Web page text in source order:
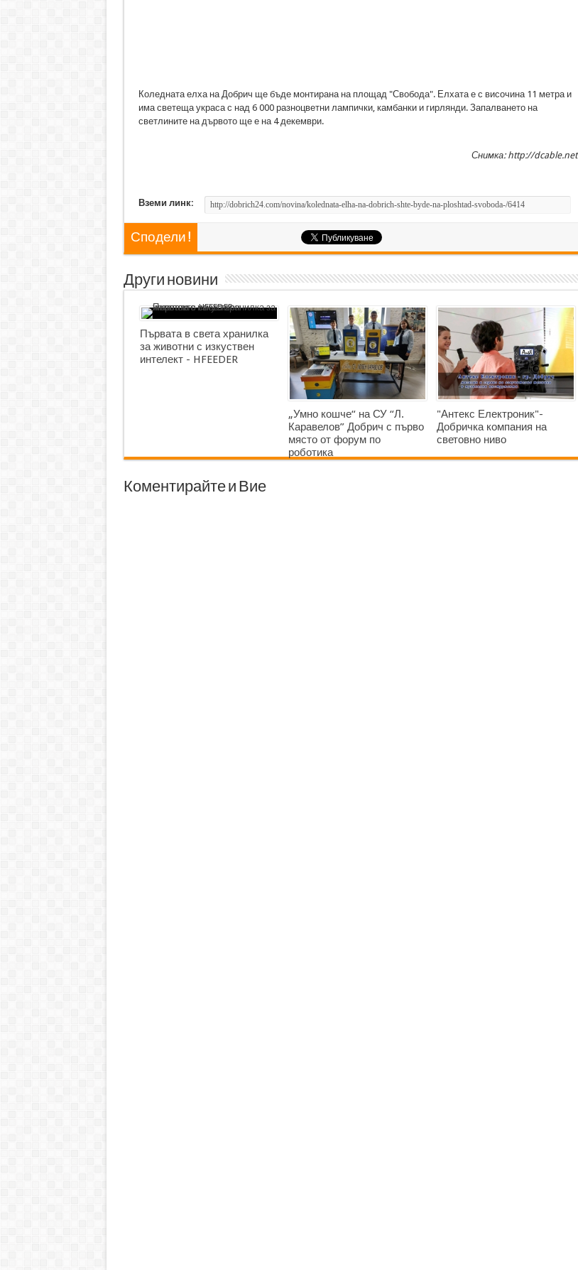
Коледната елха на Добрич ще бъде монтирана на площад "Свобода". Елхата е с височина 11 метра и
има светеща украса с над 6 000 разноцветни лампички, камбанки и гирлянди. Запалването на
светлините на дървото ще е на 4 декември.
Снимка: http://dcable.net
Вземи линк:
Сподели !
Други новини
Първата в света хранилка
за животни с изкуствен
интелект - HFEEDER
„Умно кошче“ на СУ “Л.
Каравелов” Добрич с първо
място от форум по
роботика
"Антекс Електроник"-
Добричка компания на
световно ниво
Коментирайте и Вие